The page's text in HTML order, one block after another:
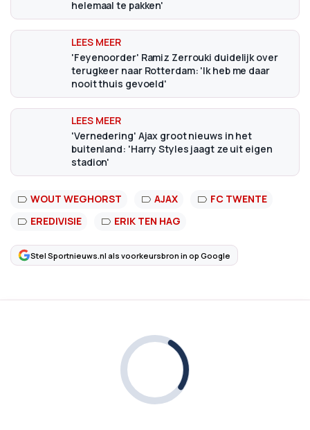
helemaal te pakken'
'Feyenoorder' Ramiz Zerrouki duidelijk over
terugkeer naar Rotterdam: 'Ik heb me daar
nooit thuis gevoeld'
'Vernedering' Ajax groot nieuws in het
buitenland: 'Harry Styles jaagt ze uit eigen
stadion'
WOUT WEGHORST AJAX
FC TWENTE
EREDIVISIE
ERIK TEN HAG
Stel Sportnieuws.nl als voorkeursbron in op Google